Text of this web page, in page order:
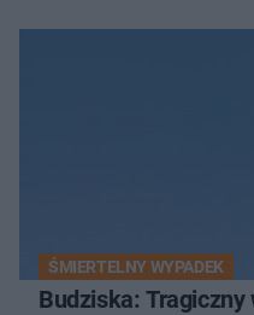
ŚMIERTELNY WYPADEK
Budziska: